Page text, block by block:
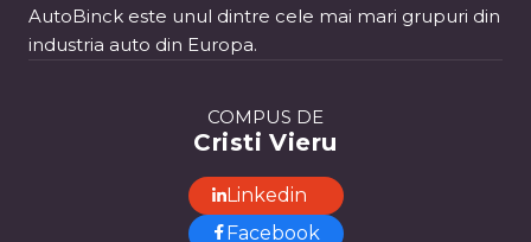
COMPUS DE
Cristi Vieru
Linkedin
Facebook
AutoBinck este unul dintre cele mai mari grupuri din
industria auto din Europa.